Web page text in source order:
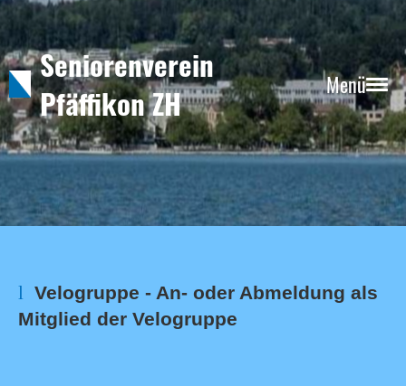
Menü
Seniorenverein
Pfäffikon ZH
l Velogruppe - An- oder Abmeldung als
Mitglied der Velogruppe